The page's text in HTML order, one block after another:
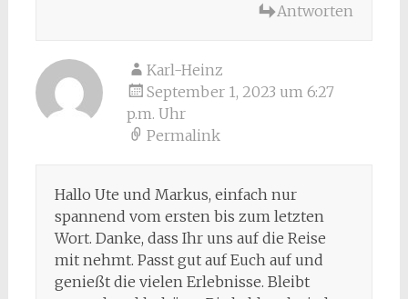
Antworten
Karl-Heinz
September 1, 2023 um 6:27
p.m. Uhr
Permalink
Hallo Ute und Markus, einfach nur
spannend vom ersten bis zum letzten
Wort. Danke, dass Ihr uns auf die Reise
mit nehmt. Passt gut auf Euch auf und
genießt die vielen Erlebnisse. Bleibt